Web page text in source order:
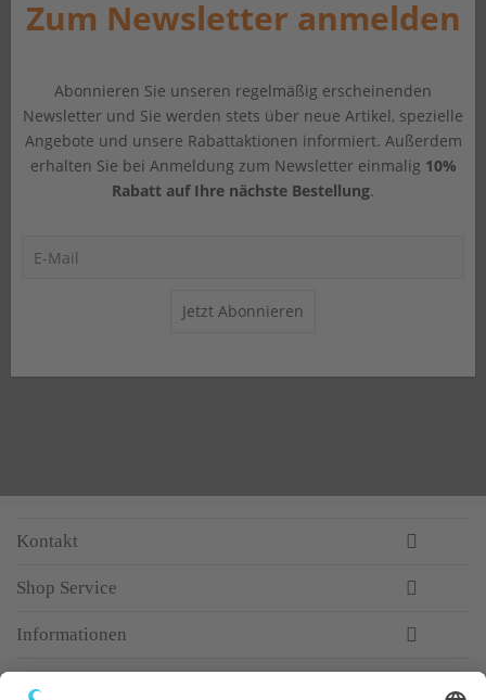
Zum Newsletter anmelden
Abonnieren Sie unseren regelmäßig erscheinenden
Newsletter und Sie werden stets über neue Artikel, spezielle
Angebote und unsere Rabattaktionen informiert. Außerdem
erhalten Sie bei Anmeldung zum Newsletter einmalig 10%
Rabatt auf Ihre nächste Bestellung.
Jetzt Abonnieren
Kontakt
Shop Service
Informationen